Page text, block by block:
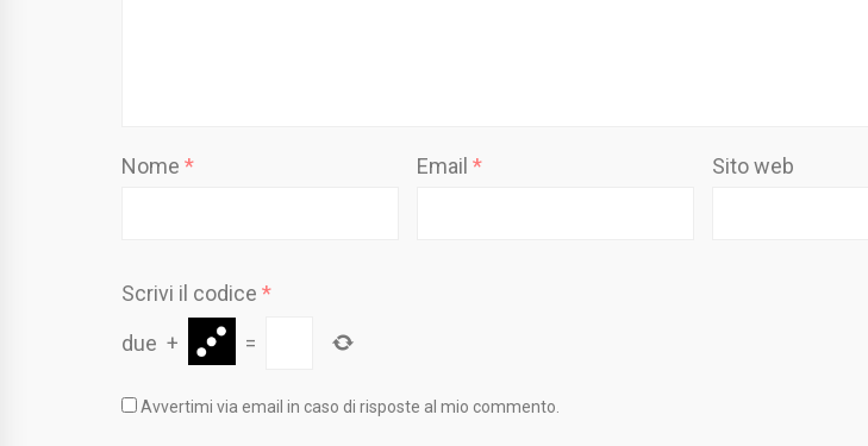
Nome * Email * Sito web
Scrivi il codice *
due + =
Avvertimi via email in caso di risposte al mio commento.